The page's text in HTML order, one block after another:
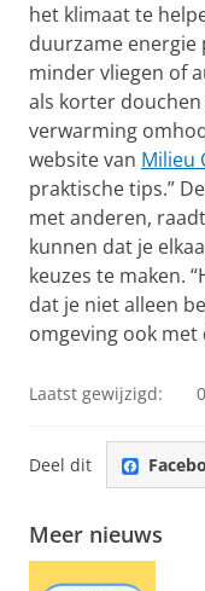
het klimaat te
duurzame
minder vliegen of
als korter
verwarming
website van Milieu
praktische tips.”
met anderen,
kunnen dat je
keuzes te maken.
dat je niet alleen
omgeving ook
Laatst gewijzigd:
Deel dit
Meer nieuws